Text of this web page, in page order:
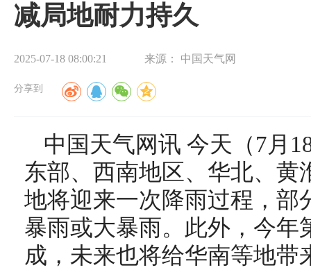
减局地耐力持久
2025-07-18 08:00:21 来源： 中国天气网
分享到
中国天气网讯 今天（7月
东部、西南地区、华北、黄
地将迎来一次降雨过程，部
暴雨或大暴雨。此外，今年
成，未来也将给华南等地带